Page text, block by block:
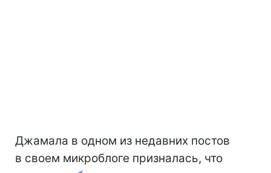
Джамала в одном из недавних постов
в своем микроблоге призналась, что